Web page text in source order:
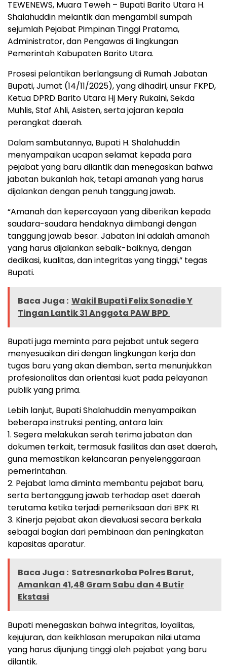
TEWENEWS, Muara Teweh – Bupati Barito Utara H.
Shalahuddin melantik dan mengambil sumpah
sejumlah Pejabat Pimpinan Tinggi Pratama,
Administrator, dan Pengawas di lingkungan
Pemerintah Kabupaten Barito Utara.
Prosesi pelantikan berlangsung di Rumah Jabatan
Bupati, Jumat (14/11/2025), yang dihadiri, unsur FKPD,
Ketua DPRD Barito Utara Hj Mery Rukaini, Sekda
Muhlis, Staf Ahli, Asisten, serta jajaran kepala
perangkat daerah.
Dalam sambutannya, Bupati H. Shalahuddin
menyampaikan ucapan selamat kepada para
pejabat yang baru dilantik dan menegaskan bahwa
jabatan bukanlah hak, tetapi amanah yang harus
dijalankan dengan penuh tanggung jawab.
“Amanah dan kepercayaan yang diberikan kepada
saudara-saudara hendaknya diimbangi dengan
tanggung jawab besar. Jabatan ini adalah amanah
yang harus dijalankan sebaik-baiknya, dengan
dedikasi, kualitas, dan integritas yang tinggi,” tegas
Bupati.
Baca Juga : Wakil Bupati Felix Sonadie Y
Tingan Lantik 31 Anggota PAW BPD
Bupati juga meminta para pejabat untuk segera
menyesuaikan diri dengan lingkungan kerja dan
tugas baru yang akan diemban, serta menunjukkan
profesionalitas dan orientasi kuat pada pelayanan
publik yang prima.
Lebih lanjut, Bupati Shalahuddin menyampaikan
beberapa instruksi penting, antara lain:
1. Segera melakukan serah terima jabatan dan
dokumen terkait, termasuk fasilitas dan aset daerah,
guna memastikan kelancaran penyelenggaraan
pemerintahan.
2. Pejabat lama diminta membantu pejabat baru,
serta bertanggung jawab terhadap aset daerah
terutama ketika terjadi pemeriksaan dari BPK RI.
3. Kinerja pejabat akan dievaluasi secara berkala
sebagai bagian dari pembinaan dan peningkatan
kapasitas aparatur.
Baca Juga : Satresnarkoba Polres Barut,
Amankan 41,48 Gram Sabu dan 4 Butir
Ekstasi
Bupati menegaskan bahwa integritas, loyalitas,
kejujuran, dan keikhlasan merupakan nilai utama
yang harus dijunjung tinggi oleh pejabat yang baru
dilantik.